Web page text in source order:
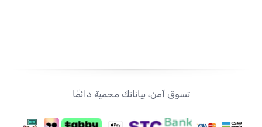
تسوق آمن، بياناتك محمية دائمًا